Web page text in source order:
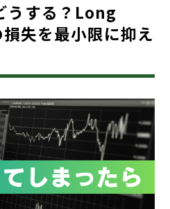
うする？Long
失を最小限に抑え